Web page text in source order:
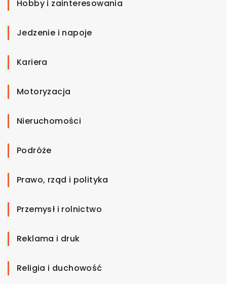
Hobby i zainteresowania
Jedzenie i napoje
Kariera
Motoryzacja
Nieruchomości
Podróże
Prawo, rząd i polityka
Przemysł i rolnictwo
Reklama i druk
Religia i duchowość